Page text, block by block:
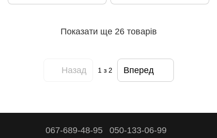
Показати ще 26 товарів
Назад 1 з 2 Вперед
067-689-48-95 050-133-06-99